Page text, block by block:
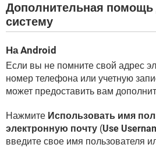
Дополнительная помощь
систему
На Android
Если вы не помните свой адрес
номер телефона или учетную
может предоставить вам
Нажмите Использовать имя
электронную почту (Use
введите свое имя пользователя